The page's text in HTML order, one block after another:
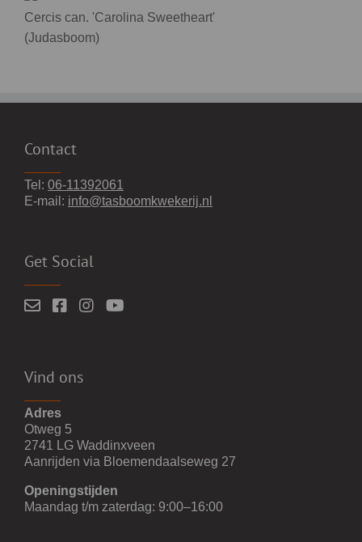
Cercis can. 'Carolina Sweetheart'
(Judasboom)
Contact
Tel: 06-11392061
E-mail: info@tasboomkwekerij.nl
Get Social
Vind ons
Adres
Otweg 5
2741 LG Waddinxveen
Aanrijden via Bloemendaalseweg 27
Openingstijden
Maandag t/m zaterdag: 9:00–16:00